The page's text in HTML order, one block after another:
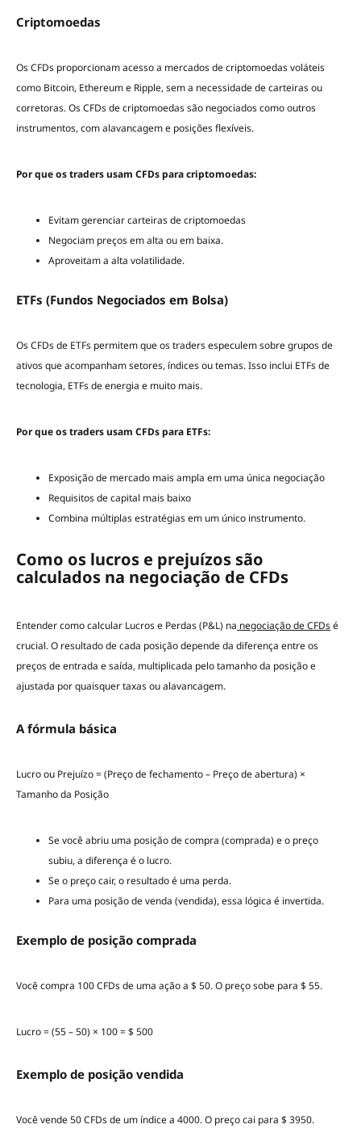
Criptomoedas
Os CFDs proporcionam acesso a mercados de criptomoedas voláteis
como Bitcoin, Ethereum e Ripple, sem a necessidade de carteiras ou
corretoras. Os CFDs de criptomoedas são negociados como outros
instrumentos, com alavancagem e posições flexíveis.
Por que os traders usam CFDs para criptomoedas:
Evitam gerenciar carteiras de criptomoedas
Negociam preços em alta ou em baixa.
Aproveitam a alta volatilidade.
ETFs (Fundos Negociados em Bolsa)
Os CFDs de ETFs permitem que os traders especulem sobre grupos de
ativos que acompanham setores, índices ou temas. Isso inclui ETFs de
tecnologia, ETFs de energia e muito mais.
Por que os traders usam CFDs para ETFs:
Exposição de mercado mais ampla em uma única negociação
Requisitos de capital mais baixo
Combina múltiplas estratégias em um único instrumento.
Como os lucros e prejuízos são
calculados na negociação de CFDs
Entender como calcular Lucros e Perdas (P&L) na negociação de CFDsé
crucial. O resultado de cada posição depende da diferença entre os
preços de entrada e saída, multiplicada pelo tamanho da posição e
ajustada por quaisquer taxas ou alavancagem.
A fórmula básica
Lucro ou Prejuízo = (Preço de fechamento – Preço de abertura) ×
Tamanho da Posição
Se você abriu uma posição de compra (comprada) e o preço
subiu, a diferença é o lucro.
Se o preço cair, o resultado é uma perda.
Para uma posição de venda (vendida), essa lógica é invertida.
Exemplo de posição comprada
Você compra 100 CFDs de uma ação a $ 50. O preço sobe para $ 55.
Lucro = (55 – 50) × 100 = $ 500
Exemplo de posição vendida
Você vende 50 CFDs de um índice a 4000. O preço cai para $ 3950.